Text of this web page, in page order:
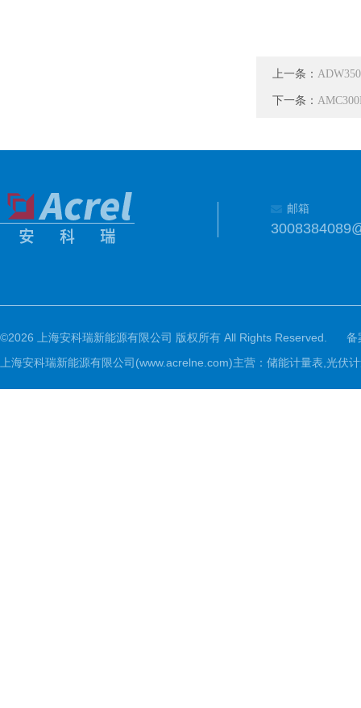
上一条：
下一条：
邮箱
©2026 上海安科瑞新能源有限公司 版权所有 All Rights Reserved.
备
上海安科瑞新能源有限公司(www.acrelne.com)主营：储能计量表,光伏